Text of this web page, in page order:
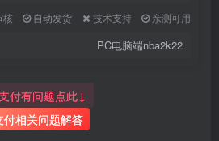
核
自动发货 技术支持 亲测可用
PC电脑端nba2k22
付有问题点此↓
付相关问题解答